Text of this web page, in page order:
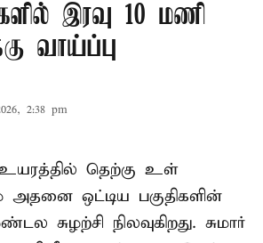
இரவு 10 மணி
வாய்ப்பு
2:38 pm
உயரத்தில் தெற்கு உள்
அதனை ஒட்டிய பகுதிகளின்
சுழற்சி நிலவுகிறது. சுமார்